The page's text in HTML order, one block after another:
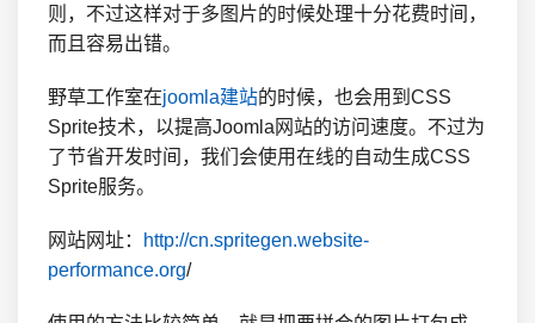
则，不过这样对于多图片的时候处理十分花费时间，
而且容易出错。
野草工作室在joomla建站的时候，也会用到CSS
Sprite技术，以提高Joomla网站的访问速度。不过为
了节省开发时间，我们会使用在线的自动生成CSS
Sprite服务。
网站网址：
http://cn.spritegen.website-
performance.org/